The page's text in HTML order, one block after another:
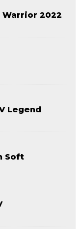
2022
Legend
Soft